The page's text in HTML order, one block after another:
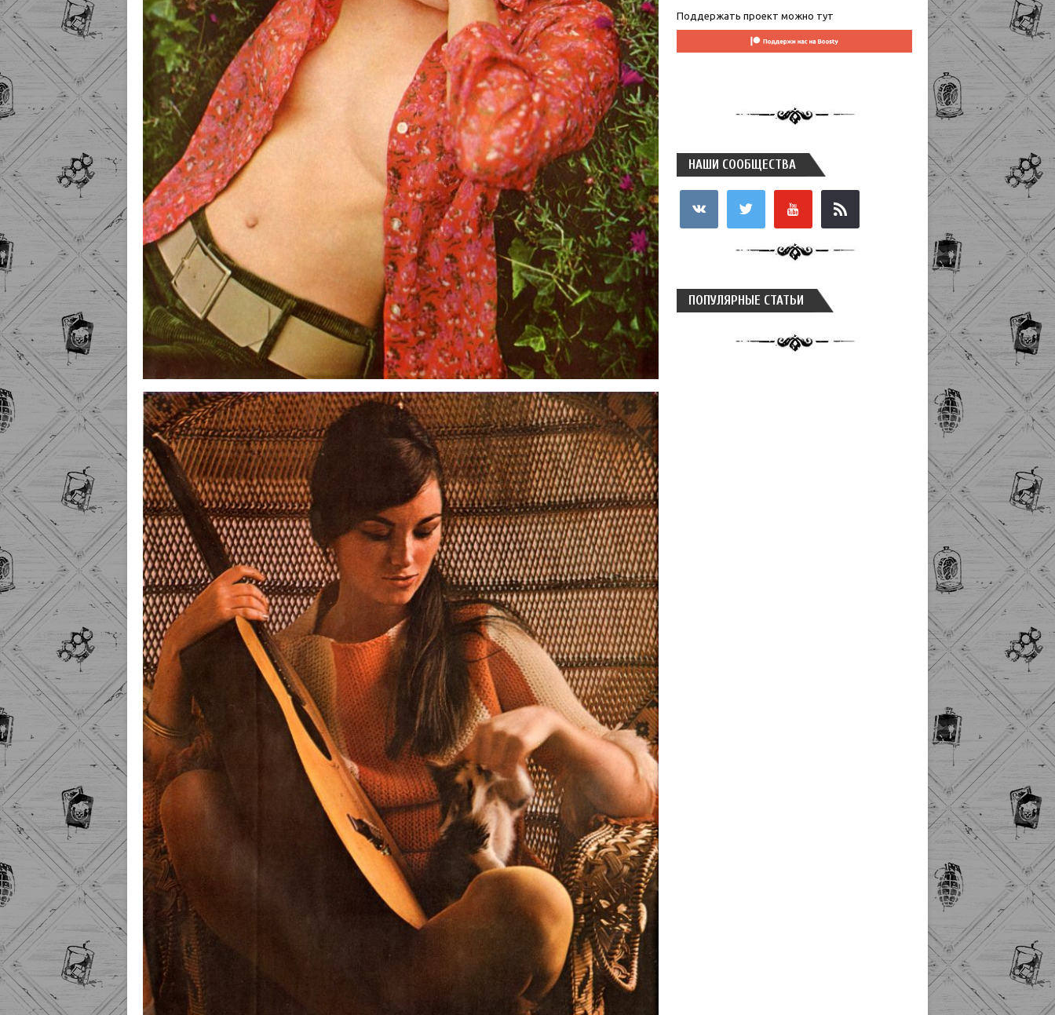
Поддержать проект можно тут
НАШИ СООБЩЕСТВА
ПОПУЛЯРНЫЕ СТАТЬИ